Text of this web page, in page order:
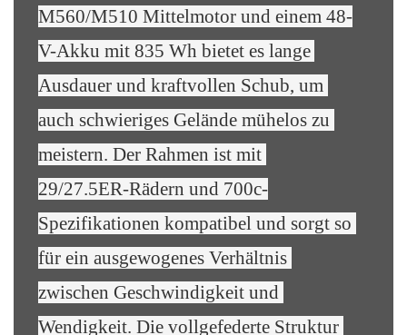
M560/M510 Mittelmotor und einem 48-
V-Akku mit 835 Wh bietet es lange
Ausdauer und kraftvollen Schub, um
auch schwieriges Gelände mühelos zu
meistern. Der Rahmen ist mit
29/27.5ER-Rädern und 700c-
Spezifikationen kompatibel und sorgt so
für ein ausgewogenes Verhältnis
zwischen Geschwindigkeit und
Wendigkeit. Die vollgefederte Struktur